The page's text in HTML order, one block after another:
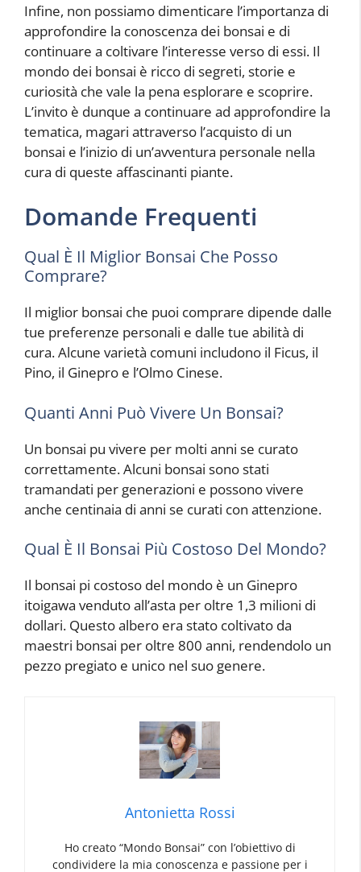
Infine, non possiamo dimenticare l’importanza di
approfondire la conoscenza dei bonsai e di
continuare a coltivare l’interesse verso di essi. Il
mondo dei bonsai è ricco di segreti, storie e
curiosità che vale la pena esplorare e scoprire.
L’invito è dunque a continuare ad approfondire la
tematica, magari attraverso l’acquisto di un
bonsai e l’inizio di un’avventura personale nella
cura di queste affascinanti piante.
Domande Frequenti
Qual È Il Miglior Bonsai Che Posso
Comprare?
Il miglior bonsai che puoi comprare dipende dalle
tue preferenze personali e dalle tue abilità di
cura. Alcune varietà comuni includono il Ficus, il
Pino, il Ginepro e l’Olmo Cinese.
Quanti Anni Può Vivere Un Bonsai?
Un bonsai pu vivere per molti anni se curato
correttamente. Alcuni bonsai sono stati
tramandati per generazioni e possono vivere
anche centinaia di anni se curati con attenzione.
Qual È Il Bonsai Più Costoso Del Mondo?
Il bonsai pi costoso del mondo è un Ginepro
itoigawa venduto all’asta per oltre 1,3 milioni di
dollari. Questo albero era stato coltivato da
maestri bonsai per oltre 800 anni, rendendolo un
pezzo pregiato e unico nel suo genere.
Antonietta Rossi
Ho creato “Mondo Bonsai” con l’obiettivo di
condividere la mia conoscenza e passione per i